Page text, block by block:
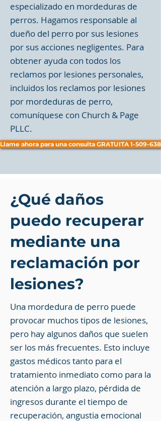
especializado en mordeduras de
perros. Hagamos responsable al
dueño del perro por sus lesiones
por sus acciones negligentes. Para
obtener ayuda con todos los
reclamos por lesiones personales,
incluidos los reclamos por lesiones
por mordeduras de perro,
comuníquese con Church & Page
PLLC.
Llame ahora para una consulta GRATUITA 1-509-638-
¿Qué daños
puedo recuperar
mediante una
reclamación por
lesiones?
Una mordedura de perro puede
provocar muchos tipos de lesiones,
pero hay algunos daños que suelen
ser los más frecuentes. Esto incluye
gastos médicos tanto para el
tratamiento inmediato como para la
atención a largo plazo, pérdida de
ingresos durante el tiempo de
recuperación, angustia emocional